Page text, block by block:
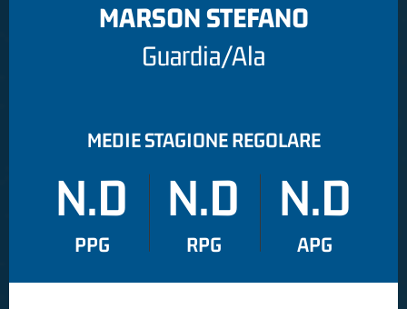
MARSON STEFANO
Guardia/Ala
MEDIE STAGIONE REGOLARE
N.D
PPG
N.D
RPG
N.D
APG